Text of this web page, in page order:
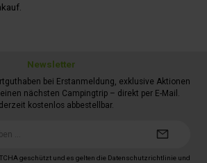
Newsletter
bei Erstanmeldung, exklusive Aktionen
nächsten Campingtrip – direkt per E-Mail.
kostenlos abbestellbar.
geschützt und es gelten die Datenschutzrichtlinie und